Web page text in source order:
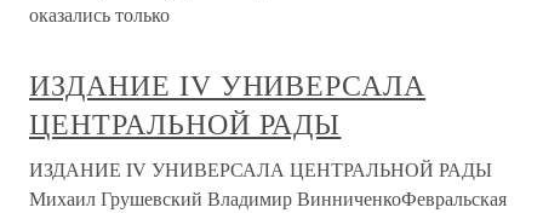
оказались только
ИЗДАНИЕ IV УНИВЕРСАЛА
ЦЕНТРАЛЬНОЙ РАДЫ
ИЗДАНИЕ IV УНИВЕРСАЛА ЦЕНТРАЛЬНОЙ РАДЫ
Михаил Грушевский Владимир ВинниченкоФевральская